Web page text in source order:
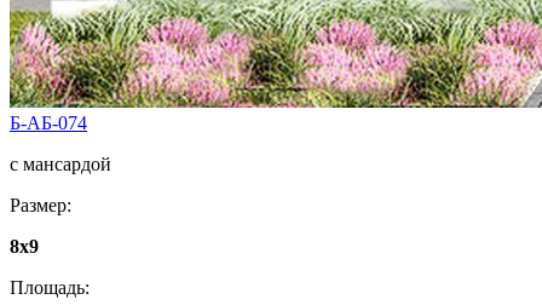
Б-АБ-074
с мансардой
Размер:
8x9
Площадь: